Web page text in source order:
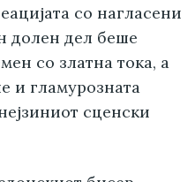
со нагласени
долен дел беше
со златна тока, а
и гламурозната
сценски